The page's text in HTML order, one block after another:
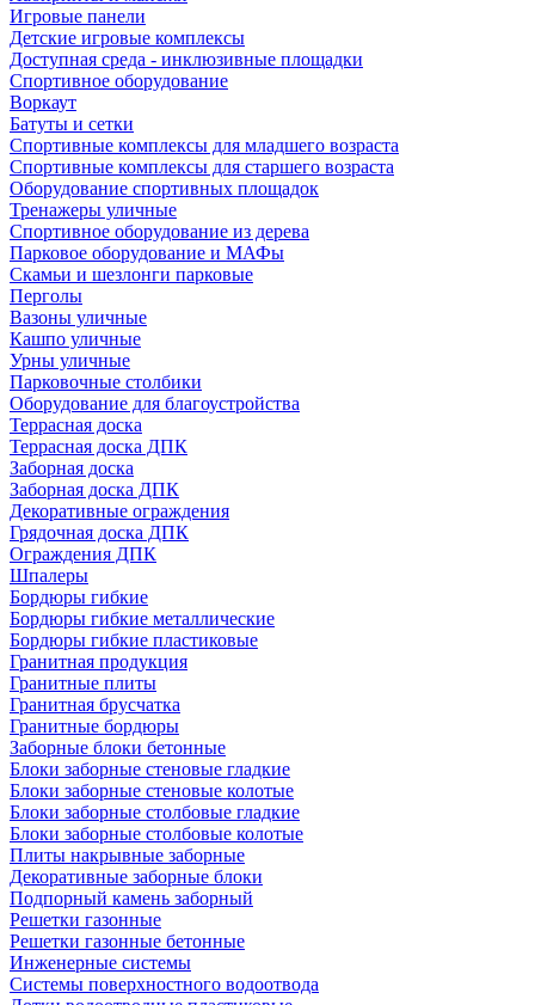
Игровые панели
Детские игровые комплексы
Доступная среда - инклюзивные площадки
Спортивное оборудование
Воркаут
Батуты и сетки
Спортивные комплексы для младшего возраста
Спортивные комплексы для старшего возраста
Оборудование спортивных площадок
Тренажеры уличные
Спортивное оборудование из дерева
Парковое оборудование и МАФы
Скамьи и шезлонги парковые
Перголы
Вазоны уличные
Кашпо уличные
Урны уличные
Парковочные столбики
Оборудование для благоустройства
Террасная доска
Террасная доска ДПК
Заборная доска
Заборная доска ДПК
Декоративные ограждения
Грядочная доска ДПК
Ограждения ДПК
Шпалеры
Бордюры гибкие
Бордюры гибкие металлические
Бордюры гибкие пластиковые
Гранитная продукция
Гранитные плиты
Гранитная брусчатка
Гранитные бордюры
Заборные блоки бетонные
Блоки заборные стеновые гладкие
Блоки заборные стеновые колотые
Блоки заборные столбовые гладкие
Блоки заборные столбовые колотые
Плиты накрывные заборные
Декоративные заборные блоки
Подпорный камень заборный
Решетки газонные
Решетки газонные бетонные
Инженерные системы
Системы поверхностного водоотвода